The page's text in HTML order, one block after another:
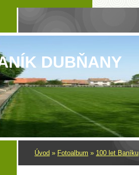
DUBŇANY
Úvod » Fotoalbum » 100 let Baníku